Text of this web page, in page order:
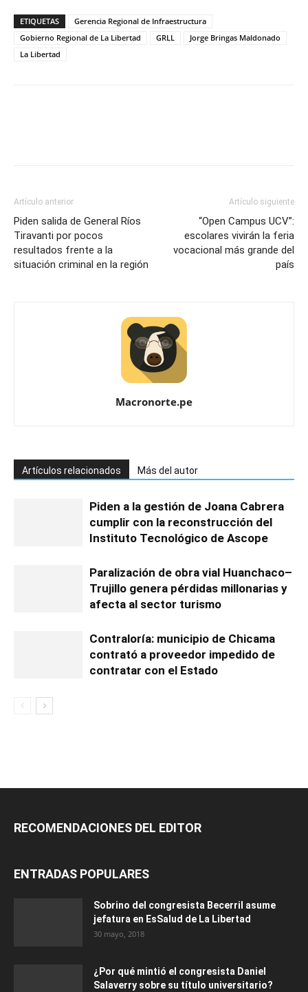
ETIQUETAS
Gerencia Regional de Infraestructura
Gobierno Regional de La Libertad
GRLL
Jorge Bringas Maldonado
La Libertad
Artículo anterior
Piden salida de General Ríos
Tiravanti por pocos
resultados frente a la
situación criminal en la región
Artículo siguiente
“Open Campus UCV”:
escolares vivirán la feria
vocacional más grande del
país
Macronorte.pe
Artículos relacionados Más del autor
Piden a la gestión de Joana Cabrera
cumplir con la reconstrucción del
Instituto Tecnológico de Ascope
Paralización de obra vial Huanchaco–
Trujillo genera pérdidas millonarias y
afecta al sector turismo
Contraloría: municipio de Chicama
contrató a proveedor impedido de
contratar con el Estado
RECOMENDACIONES DEL EDITOR
ENTRADAS POPULARES
Sobrino del congresista Becerril asume
jefatura en EsSalud de La Libertad
30 mayo, 2018
¿Por qué mintió el congresista Daniel
Salaverry sobre su título universitario?